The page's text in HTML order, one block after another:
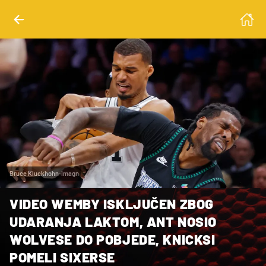
Bruce Kluckhohn-Imagn
VIDEO WEMBY ISKLJUČEN ZBOG
UDARANJA LAKTOM, ANT NOSIO
WOLVESE DO POBJEDE, KNICKSI
POMELI SIXERSE